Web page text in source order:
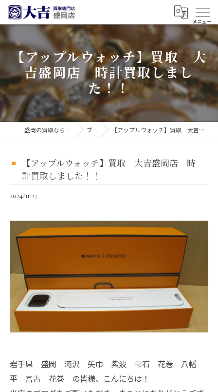
【アップルウォッチ】買取 大
吉盛岡店 時計買取しまし
た！！
盛岡の買取なら買取大吉 盛岡店 ブログ 【アップルウォッチ】買取 大吉盛岡店 時計買取しました！！
【アップルウォッチ】買取 大吉盛岡店 時
計買取しました！！
2024/11/27
岩手県 盛岡 滝沢 矢巾 紫波 雫石 花巻 八幡
平 宮古 花巻 の皆様、こんにちは！